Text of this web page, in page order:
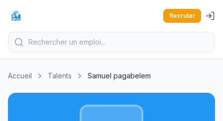
Recruter
Accueil Talents Samuel pagabelem